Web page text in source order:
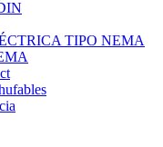
TIPO NEMA